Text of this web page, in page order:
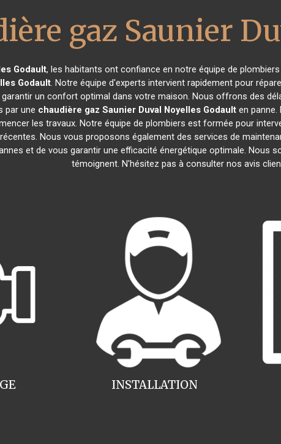
gaz Saunier
Godault, les habitants ont confiance en notre équipe de
Godault. Notre équipe d'experts intervient rapidement pour
un confort optimal dans votre maison. Nous offrons des
par une chaudière gaz Saunier Duval Noyelles Godaulten panne.
les travaux. Notre équipe de plombiers est formée pour
Nous vous proposons également des services de
et de vous garantir une efficacité énergétique optimale.
témoignent. N'hésitez pas à consulter nos avis
INSTALLATION